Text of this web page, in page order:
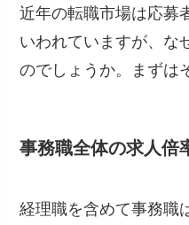
近年の転職市場は応募
いわれていますが、な
のでしょうか。まずは
事務職全体の求人倍
経理職を含めて事務職